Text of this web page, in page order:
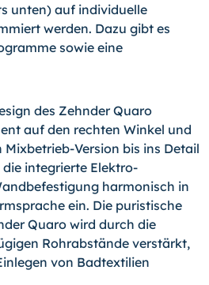
unten) auf individuelle
werden. Dazu gibt es
sowie eine
des Zehnder Quaro
auf den rechten Winkel und
Version bis ins Detail
integrierte Elektro-
har­monisch in
ein. Die puristische
Quaro wird durch die
Rohrabstände verstärkt,
von Badtextilien